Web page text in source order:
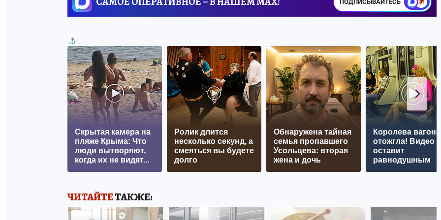
ПОДПИСЫВАЙТЕСЬ
Скрытая камера на
пляже Крыма: Что
люди вытворяют,
когда их не видят...
Ролик длится
несколько секунд, а
смеяться вы будете
долго
Обнаружена тайная
семья пропавшего
Усольцева: вторая
жена и дочь
Королева вагона
отожгла! Видео
оставит
равнодушным
ЧИТАЙТЕТАКЖЕ: